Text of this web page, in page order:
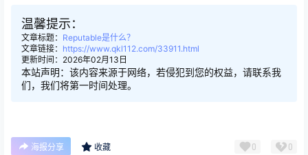
温馨提示：
文章标题： Reputable是什么？
文章链接： https://www.qkl112.com/33911.html
更新时间：2026年02月13日
本站声明：该内容来源于网络，若侵犯到您的权益，请联系我
们，我们将第一时间处理。
海报分享 收藏 0 0